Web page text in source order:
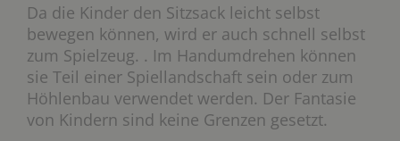
Da die Kinder den Sitzsack leicht selbst
bewegen können, wird er auch schnell selbst
zum Spielzeug. . Im Handumdrehen können
sie Teil einer Spiellandschaft sein oder zum
Höhlenbau verwendet werden. Der Fantasie
von Kindern sind keine Grenzen gesetzt.